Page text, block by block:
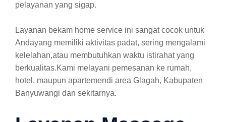
pelayanan yang sigap.
Layanan bekam home service ini sangat cocok untuk
Andayang memiliki aktivitas padat, sering mengalami
kelelahan,atau membutuhkan waktu istirahat yang
berkualitas.Kami melayani pemesanan ke rumah,
hotel, maupun apartemendi area Glagah, Kabupaten
Banyuwangi dan sekitarnya.